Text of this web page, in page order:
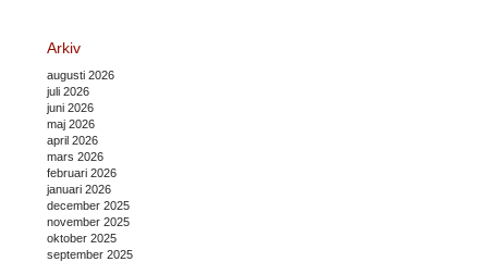
Arkiv
augusti 2026
juli 2026
juni 2026
maj 2026
april 2026
mars 2026
februari 2026
januari 2026
december 2025
november 2025
oktober 2025
september 2025